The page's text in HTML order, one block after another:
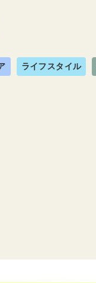
ライフスタイル